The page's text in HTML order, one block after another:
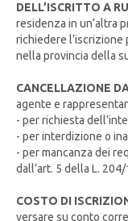
DELL’ISCRITTO A
residenza in un’altra
richiedere l’iscrizione
nella provincia della
CANCELLAZIONE
agente e
- per richiesta
- per interdizione o
- per mancanza dei
dall’art. 5 della L.
COSTO DI
versare su conto